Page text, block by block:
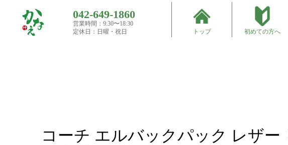
042-649-1860
営業時間：9:30〜18:30
定休日：日曜・祝日
トップ 初めての方へ
Top
コーチ エルバックパック レザー